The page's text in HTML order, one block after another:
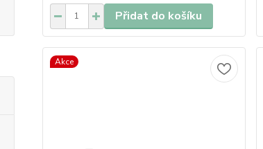
Přidat do košíku
Akce